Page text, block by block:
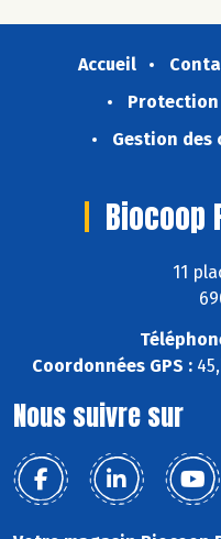
Accueil
Protection
Gestion des
Biocoop
11
Coordonnées GPS :
Nous suivre sur